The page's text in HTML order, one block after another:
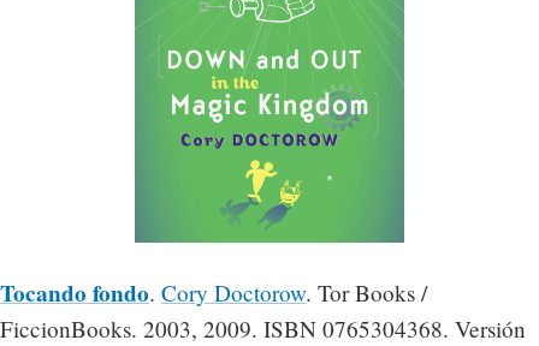
Tocando fondo. Cory Doctorow. Tor Books /
FiccionBooks. 2003, 2009. ISBN 0765304368. Versión